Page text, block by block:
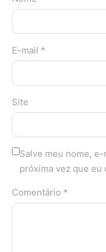
E-mail *
Site
Salve meu nome,
próxima vez que eu
Comentário *